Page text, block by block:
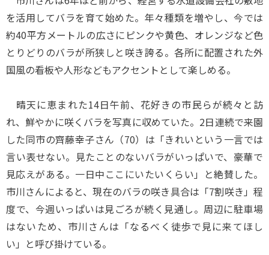
を活用してバラを育て始めた。年々種類を増やし、今では
約40平方メートルの広さにピンクや黄色、オレンジなど色
とりどりのバラが所狭しと咲き誇る。各所に配置された外
国風の看板や人形などもアクセントとして楽しめる。
晴天に恵まれた14日午前、花好きの市民らが続々と訪
れ、鮮やかに咲くバラを写真に収めていた。2日連続で来園
した同市の齊藤幸子さん（70）は「きれいという一言では
言い表せない。見たことのないバラがいっぱいで、豪華で
見応えがある。一日中ここにいたいくらい」と絶賛した。
市川さんによると、現在のバラの咲き具合は「7割咲き」程
度で、今週いっぱいは見ごろが続く見通し。周辺に駐車場
はないため、市川さんは「なるべく徒歩で見に来てほし
い」と呼び掛けている。